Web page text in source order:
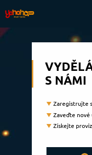
S NÁMI
Zaregistrujte
Zaveďte nové
Získejte